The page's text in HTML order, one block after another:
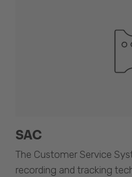
SAC
The Customer Service
recording and tracking